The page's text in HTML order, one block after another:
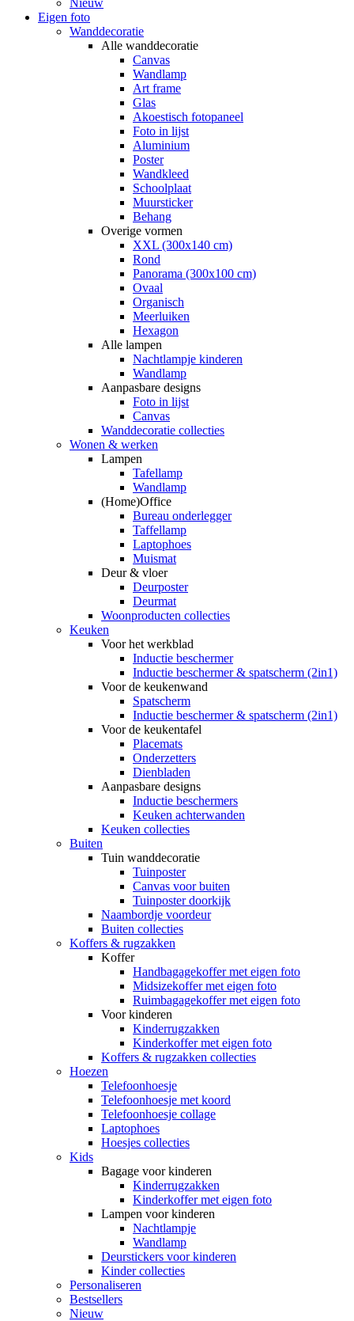
Eigen foto
Wanddecoratie
Alle wanddecoratie
Canvas
Wandlamp
Art frame
Glas
Akoestisch fotopaneel
Foto in lijst
Aluminium
Poster
Wandkleed
Schoolplaat
Muursticker
Behang
Overige vormen
XXL (300x140 cm)
Rond
Panorama (300x100 cm)
Ovaal
Organisch
Meerluiken
Hexagon
Alle lampen
Nachtlampje kinderen
Wandlamp
Aanpasbare designs
Foto in lijst
Canvas
Wanddecoratie collecties
Wonen & werken
Lampen
Tafellamp
Wandlamp
(Home)Office
Bureau onderlegger
Taffellamp
Laptophoes
Muismat
Deur & vloer
Deurposter
Deurmat
Woonproducten collecties
Keuken
Voor het werkblad
Inductie beschermer
Inductie beschermer & spatscherm (2in1)
Voor de keukenwand
Spatscherm
Inductie beschermer & spatscherm (2in1)
Voor de keukentafel
Placemats
Onderzetters
Dienbladen
Aanpasbare designs
Inductie beschermers
Keuken achterwanden
Keuken collecties
Buiten
Tuin wanddecoratie
Tuinposter
Canvas voor buiten
Tuinposter doorkijk
Naambordje voordeur
Buiten collecties
Koffers & rugzakken
Koffer
Handbagagekoffer met eigen foto
Midsizekoffer met eigen foto
Ruimbagagekoffer met eigen foto
Voor kinderen
Kinderrugzakken
Kinderkoffer met eigen foto
Koffers & rugzakken collecties
Hoezen
Telefoonhoesje
Telefoonhoesje met koord
Telefoonhoesje collage
Laptophoes
Hoesjes collecties
Kids
Bagage voor kinderen
Kinderrugzakken
Kinderkoffer met eigen foto
Lampen voor kinderen
Nachtlampje
Wandlamp
Deurstickers voor kinderen
Kinder collecties
Personaliseren
Bestsellers
Nieuw